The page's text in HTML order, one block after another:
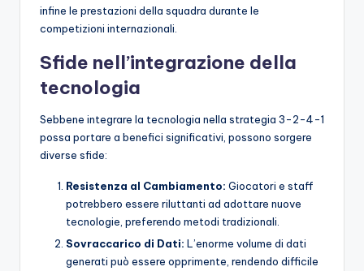
infine le prestazioni della squadra durante le
competizioni internazionali.
Sfide nell’integrazione della
tecnologia
Sebbene integrare la tecnologia nella strategia 3-2-4-1
possa portare a benefici significativi, possono sorgere
diverse sfide:
Resistenza al Cambiamento: Giocatori e staff
potrebbero essere riluttanti ad adottare nuove
tecnologie, preferendo metodi tradizionali.
Sovraccarico di Dati: L’enorme volume di dati
generati può essere opprimente, rendendo difficile